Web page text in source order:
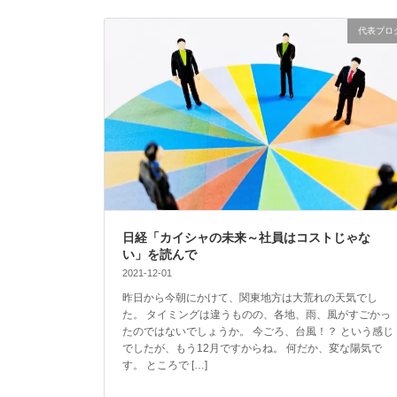
代表ブロ
日経「カイシャの未来～社員はコストじゃな
い」を読んで
2021-12-01
昨日から今朝にかけて、関東地方は大荒れの天気でし
た。 タイミングは違うものの、各地、雨、風がすごかっ
たのではないでしょうか。 今ごろ、台風！？ という感じ
でしたが、もう12月ですからね。 何だか、変な陽気で
す。 ところで […]